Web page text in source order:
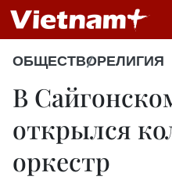
ОБЩЕСТВОРЕЛИГИЯ
В
открылся
оркестр